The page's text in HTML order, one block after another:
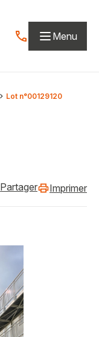
Contactez-nous
Menu
Lot n°00129120
Partager Imprimer